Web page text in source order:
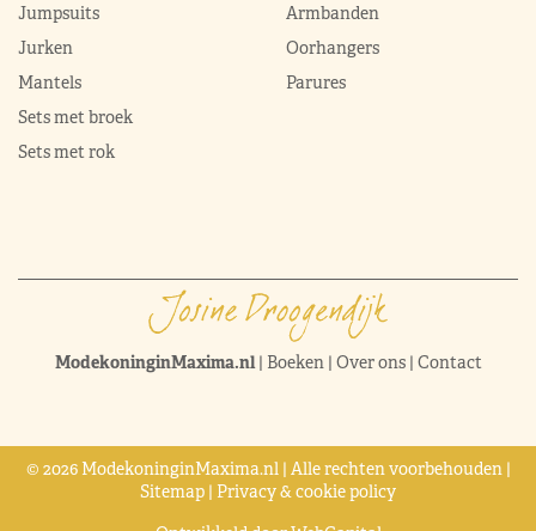
Jumpsuits
Jurken
Mantels
Sets met broek
Sets met rok
Armbanden
Oorhangers
Parures
ModekoninginMaxima.nl| Boeken| Over ons| Contact
© 2026 ModekoninginMaxima.nl | Alle rechten voorbehouden |
Sitemap | Privacy & cookie policy